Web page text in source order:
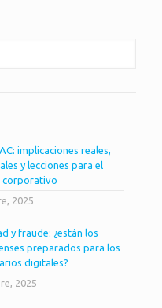
implicaciones reales,
y lecciones para el
corporativo
2025
y fraude: ¿están los
preparados para los
digitales?
2025